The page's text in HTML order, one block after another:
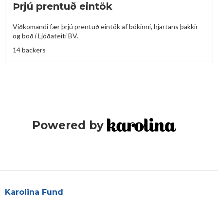
Þrjú prentuð eintök
Viðkomandi fær þrjú prentuð eintök af bókinni, hjartans þakkir
og boð í Ljóðateiti BV.
14 backers
Powered by
Karolina Fund